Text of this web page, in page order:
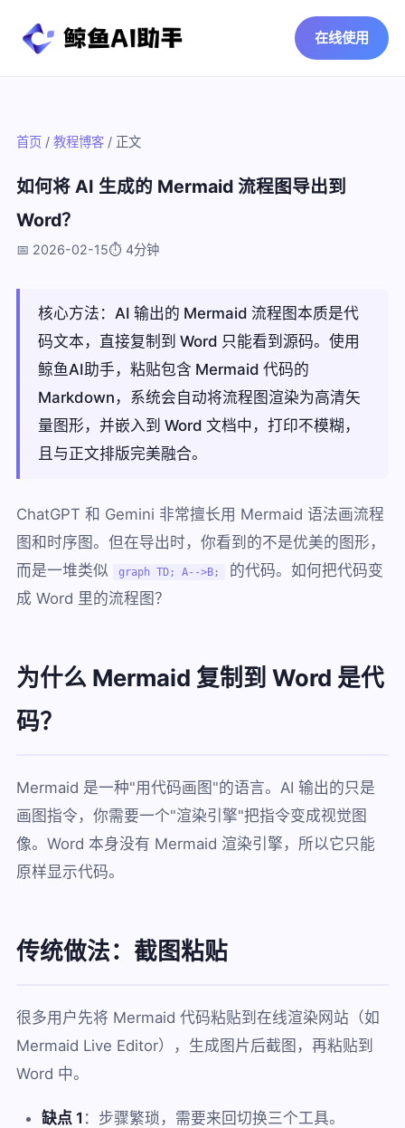
在线使用
首页/ 教程博客/ 正文
如何将 AI 生成的 Mermaid 流程图导出到
Word？
📅 2026-02-15⏱️ 4分钟
核心方法：AI 输出的 Mermaid 流程图本质是代
码文本，直接复制到 Word 只能看到源码。使用
鲸鱼AI助手，粘贴包含 Mermaid 代码的
Markdown，系统会自动将流程图渲染为高清矢
量图形，并嵌入到 Word 文档中，打印不模糊，
且与正文排版完美融合。
ChatGPT 和 Gemini 非常擅长用 Mermaid 语法画流程
图和时序图。但在导出时，你看到的不是优美的图形，
而是一堆类似
graph TD; A-->B;
的代码。如何把代码变
成 Word 里的流程图？
为什么 Mermaid 复制到 Word 是代
码？
Mermaid 是一种"用代码画图"的语言。AI 输出的只是
画图指令，你需要一个"渲染引擎"把指令变成视觉图
像。Word 本身没有 Mermaid 渲染引擎，所以它只能
原样显示代码。
传统做法：截图粘贴
很多用户先将 Mermaid 代码粘贴到在线渲染网站（如
Mermaid Live Editor），生成图片后截图，再粘贴到
Word 中。
缺点 1 ：步骤繁琐，需要来回切换三个工具。